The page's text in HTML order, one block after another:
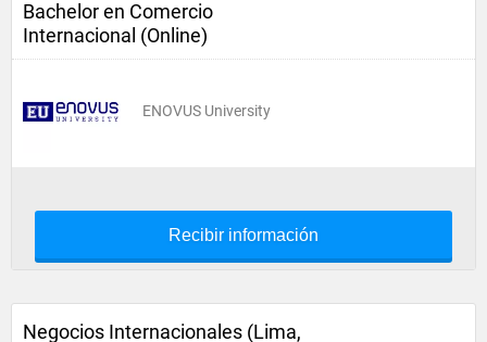
Bachelor en Comercio
Internacional (Online)
ENOVUS University
Recibir información
Negocios Internacionales (Lima,